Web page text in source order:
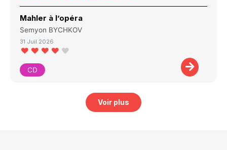
Mahler à l’opéra
Semyon BYCHKOV
31 Juil 2026
CD
Voir plus